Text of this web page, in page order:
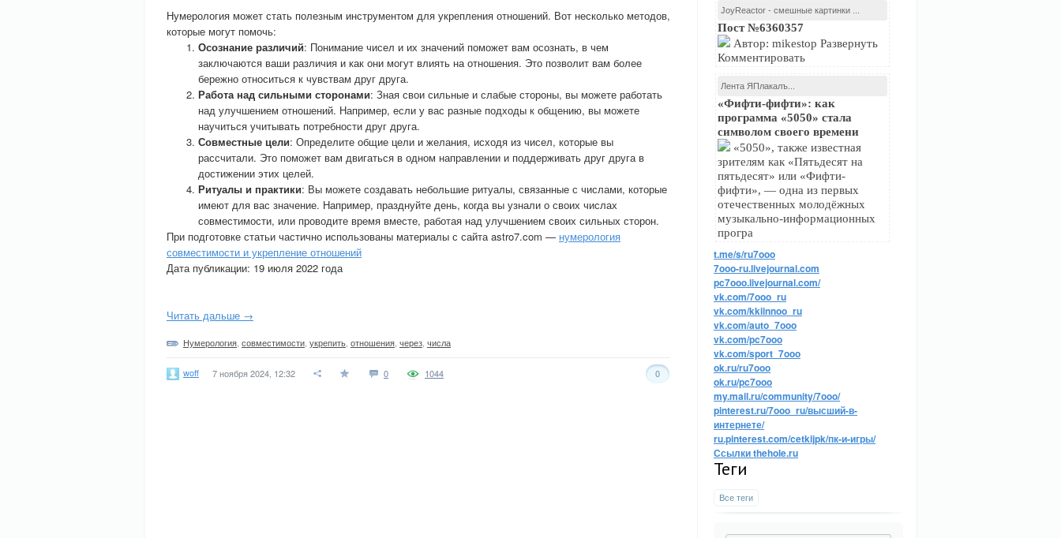
JoyReactor - смешные картинки ...
Пост №6360357
Автор: mikestop Развернуть
Комментировать
Лента ЯПлакалъ...
«Фифти-фифти»: как
программа «5050» стала
символом своего времени
«5050», также известная
зрителям как «Пятьдесят на
пятьдесят» или «Фифти-
фифти», — одна из первых
отечественных молодёжных
музыкально-информационных
програ
t.me/s/ru7ooo
7ooo-ru.livejournal.com
pc7ooo.livejournal.com/
vk.com/7ooo_ru
vk.com/kkiinnoo_ru
vk.com/auto_7ooo
vk.com/pc7ooo
vk.com/sport_7ooo
ok.ru/ru7ooo
ok.ru/pc7ooo
my.mail.ru/community/7ooo/
pinterest.ru/7ooo_ru/высший-в-
интернете/
ru.pinterest.com/cetkijpk/пк-и-игры/
Ссылки thehole.ru
Теги
Все теги
Нумерология может стать полезным инструментом для укрепления отношений. Вот несколько методов,
которые могут помочь:
Осознание различий: Понимание чисел и их значений поможет вам осознать, в чем
заключаются ваши различия и как они могут влиять на отношения. Это позволит вам более
бережно относиться к чувствам друг друга.
Работа над сильными сторонами: Зная свои сильные и слабые стороны, вы можете работать
над улучшением отношений. Например, если у вас разные подходы к общению, вы можете
научиться учитывать потребности друг друга.
Совместные цели: Определите общие цели и желания, исходя из чисел, которые вы
рассчитали. Это поможет вам двигаться в одном направлении и поддерживать друг друга в
достижении этих целей.
Ритуалы и практики: Вы можете создавать небольшие ритуалы, связанные с числами, которые
имеют для вас значение. Например, празднуйте день, когда вы узнали о своих числах
совместимости, или проводите время вместе, работая над улучшением своих сильных сторон.
При подготовке статьи частично использованы материалы с сайта astro7.com — нумерология
совместимости и укрепление отношений
Дата публикации: 19 июля 2022 года
Читать дальше →
Нумерология совместимости укрепить отношения через числа
woff 7 ноября 2024, 12:32 0 0
1044